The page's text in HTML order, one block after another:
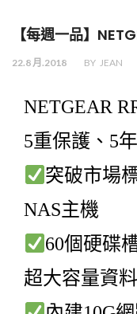
【每週一品】
22.8 月.2018 BY JEAN
NETGEAR
5重保護、5
突破市場
NAS主機
60個硬碟
超大容量資